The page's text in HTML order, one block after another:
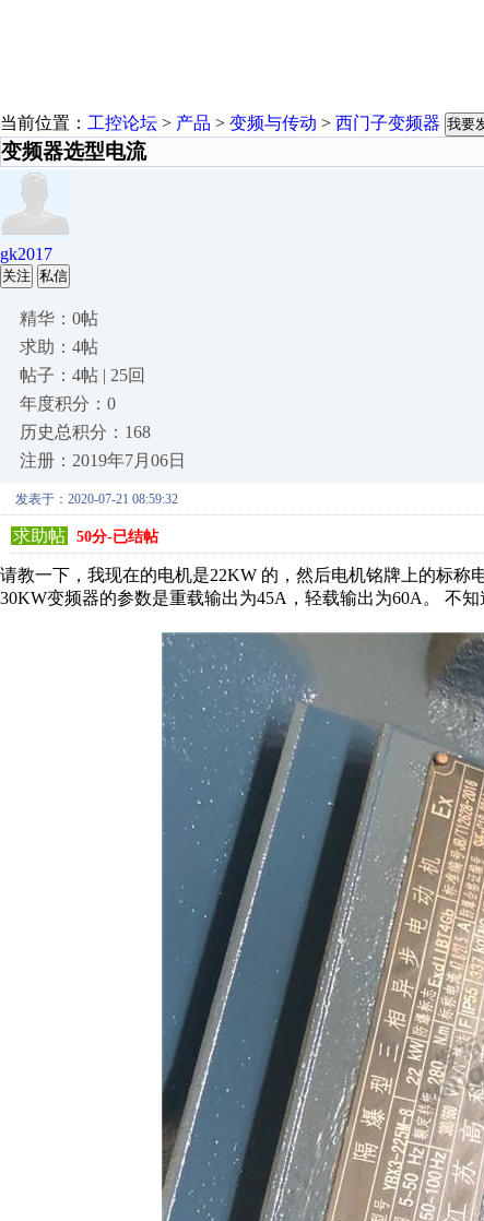
当前位置： 工控论坛 > 产品 > 变频与传动 > 西门子变频器 我要
变频器选型电流
gk2017
关注 私信
精华：0帖
求助：4帖
帖子：4帖 | 25回
年度积分：0
历史总积分：168
注册：2019年7月06日
发表于：2020-07-21 08:59:32
求助帖
50分-已结帖
请教一下，我现在的电机是22KW 的，然后电机铭牌上的标称
30KW变频器的参数是重载输出为45A，轻载输出为60A。 不